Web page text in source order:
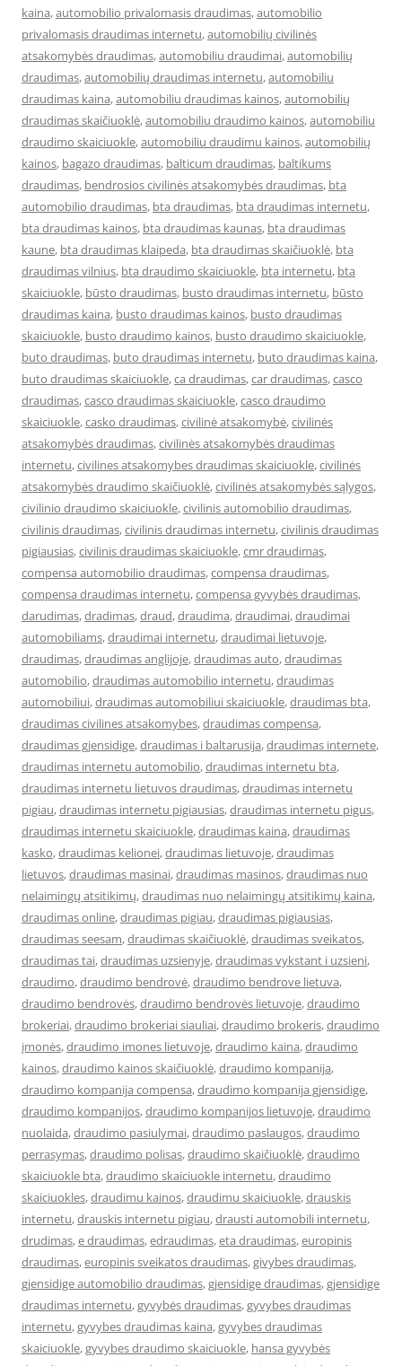
kaina,automobilio privalomasis draudimas,automobilio
privalomasis draudimas internetu,automobilių civilinės
atsakomybės draudimas,automobiliu draudimai,automobilių
draudimas,automobilių draudimas internetu,automobiliu
draudimas kaina,automobiliu draudimas kainos,automobilių
draudimas skaičiuoklė,automobiliu draudimo kainos,automobiliu
draudimo skaiciuokle,automobiliu draudimu kainos,automobilių
kainos, bagazo draudimas, balticum draudimas, baltikums
draudimas, bendrosios civilinės atsakomybės draudimas, bta
automobilio draudimas, bta draudimas, bta draudimas internetu,
bta draudimas kainos, bta draudimas kaunas, bta draudimas
kaune, bta draudimas klaipeda, bta draudimas skaičiuoklė, bta
draudimas vilnius, bta draudimo skaiciuokle, bta internetu, bta
skaiciuokle, būsto draudimas, busto draudimas internetu, būsto
draudimas kaina, busto draudimas kainos, busto draudimas
skaiciuokle, busto draudimo kainos, busto draudimo skaiciuokle,
buto draudimas, buto draudimas internetu, buto draudimas kaina,
buto draudimas skaiciuokle,ca draudimas,car draudimas,casco
draudimas,casco draudimas skaiciuokle,casco draudimo
skaiciuokle,casko draudimas,civilinė atsakomybė,civilinės
atsakomybės draudimas,civilinės atsakomybės draudimas
internetu,civilines atsakomybes draudimas skaiciuokle,civilinės
atsakomybės draudimo skaičiuoklė,civilinės atsakomybės sąlygos,
civilinio draudimo skaiciuokle,civilinis automobilio draudimas,
civilinis draudimas,civilinis draudimas internetu,civilinis draudimas
pigiausias,civilinis draudimas skaiciuokle,cmr draudimas,
compensa automobilio draudimas,compensa draudimas,
compensa draudimas internetu,compensa gyvybės draudimas,
darudimas,dradimas,draud,draudima,draudimai,draudimai
automobiliams,draudimai internetu,draudimai lietuvoje,
draudimas,draudimas anglijoje,draudimas auto,draudimas
automobilio,draudimas automobilio internetu,draudimas
automobiliui,draudimas automobiliui skaiciuokle,draudimas bta,
draudimas civilines atsakomybes,draudimas compensa,
draudimas gjensidige,draudimas i baltarusija,draudimas internete,
draudimas internetu automobilio,draudimas internetu bta,
draudimas internetu lietuvos draudimas,draudimas internetu
pigiau,draudimas internetu pigiausias,draudimas internetu pigus,
draudimas internetu skaiciuokle,draudimas kaina,draudimas
kasko,draudimas kelionei,draudimas lietuvoje,draudimas
lietuvos,draudimas masinai,draudimas masinos,draudimas nuo
nelaimingų atsitikimų,draudimas nuo nelaimingų atsitikimų kaina,
draudimas online,draudimas pigiau,draudimas pigiausias,
draudimas seesam,draudimas skaičiuoklė,draudimas sveikatos,
draudimas tai,draudimas uzsienyje,draudimas vykstant i uzsieni,
draudimo,draudimo bendrovė,draudimo bendrove lietuva,
draudimo bendrovės,draudimo bendrovės lietuvoje,draudimo
brokeriai,draudimo brokeriai siauliai,draudimo brokeris,draudimo
įmonės,draudimo imones lietuvoje,draudimo kaina,draudimo
kainos,draudimo kainos skaičiuoklė,draudimo kompanija,
draudimo kompanija compensa,draudimo kompanija gjensidige,
draudimo kompanijos,draudimo kompanijos lietuvoje,draudimo
nuolaida,draudimo pasiulymai,draudimo paslaugos,draudimo
perrasymas,draudimo polisas,draudimo skaičiuoklė,draudimo
skaiciuokle bta,draudimo skaiciuokle internetu,draudimo
skaiciuokles,draudimu kainos,draudimu skaiciuokle,drauskis
internetu,drauskis internetu pigiau,drausti automobili internetu,
drudimas,e draudimas,edraudimas,eta draudimas,europinis
draudimas,europinis sveikatos draudimas,givybes draudimas,
gjensidige automobilio draudimas,gjensidige draudimas,gjensidige
draudimas internetu,gyvybės draudimas,gyvybes draudimas
internetu,gyvybes draudimas kaina,gyvybes draudimas
skaiciuokle,gyvybes draudimo skaiciuokle, hansa gyvybės